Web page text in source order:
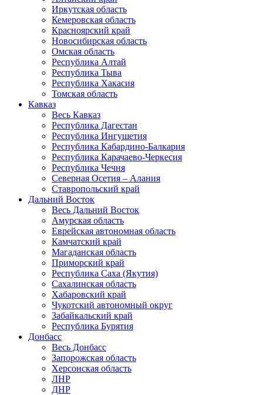
Иркутская область
Кемеровская область
Красноярский край
Новосибирская область
Омская область
Республика Алтай
Республика Тыва
Республика Хакасия
Томская область
Кавказ
Весь Кавказ
Республика Дагестан
Республика Ингушетия
Республика Кабардино-Балкария
Республика Карачаево-Черкесия
Республика Чечня
Северная Осетия – Алания
Ставропольский край
Дальний Восток
Весь Дальний Восток
Амурская область
Еврейская автономная область
Камчатский край
Магаданская область
Приморский край
Республика Саха (Якутия)
Сахалинская область
Хабаровский край
Чукотский автономный округ
Забайкальский край
Республика Бурятия
Донбасс
Весь Донбасс
Запорожская область
Херсонская область
ЛНР
ДНР